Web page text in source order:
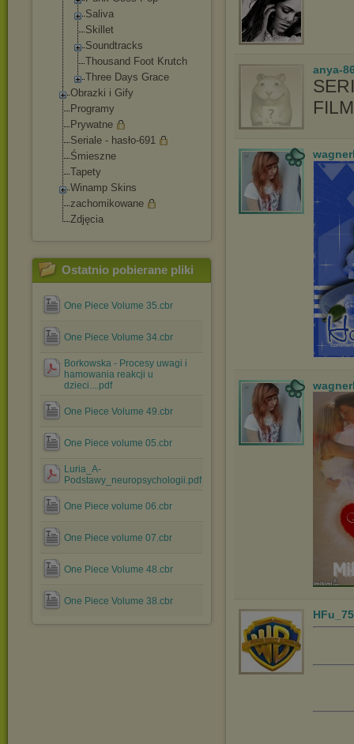
Saliva
Skillet
Soundtracks
Thousand Foot Krutch
Three Days Grace
Obrazki i Gify
Programy
Prywatne
Seriale - hasło-691
Śmieszne
Tapety
Winamp Skins
zachomikowane
Zdjęcia
Ostatnio pobierane pliki
One Piece Volume 35.cbr
One Piece Volume 34.cbr
Borkowska - Procesy uwagi i
hamowania reakcji u
dzieci....pdf
One Piece Volume 49.cbr
One Piece volume 05.cbr
Luria_A-
Podstawy_neuropsychologii.pdf
One Piece volume 06.cbr
One Piece volume 07.cbr
One Piece Volume 48.cbr
One Piece Volume 38.cbr
anya-
HFu_75